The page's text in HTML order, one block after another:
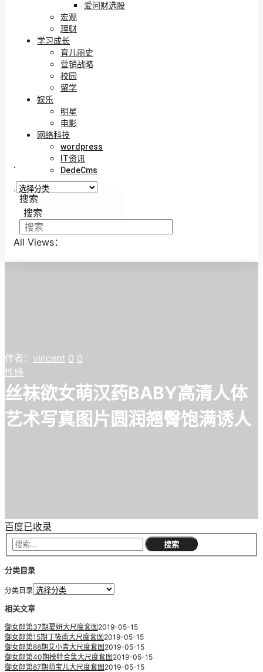
爱问财选股
宏观
理财
学习成长
育儿丽史
营销战略
校园
留学
娱乐
明星
电影
网络科技
wordpress
IT资讯
DedeCms
.
.
搜索
搜索
All Views：
作者： vincent 0 0
性感
丝袜欲女萌汉药BABY高清人体
艺术写真图片圆润翘臀饱满诱人
百度已收录
分类目录
分类目录
相关文章
御女郎第37期夏妍大尺度套图 2019-05-15
御女郎第15期丁筱南大尺度套图 2019-05-15
御女郎第88期艾小青大尺度套图 2019-05-15
御女郎第40期模特合集大尺度套图 2019-05-15
御女郎第87期萌宝儿大尺度套图 2019-05-15